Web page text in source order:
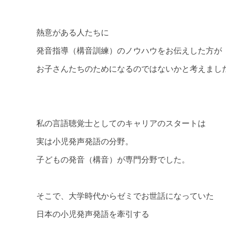
熱意がある人たちに
発音指導（構音訓練）のノウハウをお伝えした方が
お子さんたちのためになるのではないかと考えまし
私の言語聴覚士としてのキャリアのスタートは
実は小児発声発語の分野。
子どもの発音（構音）が専門分野でした。
そこで、大学時代からゼミでお世話になっていた
日本の小児発声発語を牽引する